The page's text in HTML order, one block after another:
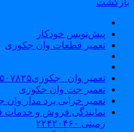
پیش‌نویس خودکار
تعمیر قطعات وان جکوزی
تعمیر وان _جکوزی۰۹۱۲۱۵۰۷۸۲۵
تعمیر جت وان جکوزی
تعمیر خرابی برد مدار وان
نمایندگی فروش و خدمات
زمینی ۲۲۴۲۰۴۶۰